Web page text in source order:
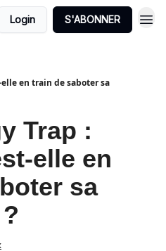
Login S'ABONNER
elle en train de saboter sa
Trap :
elle en
sa